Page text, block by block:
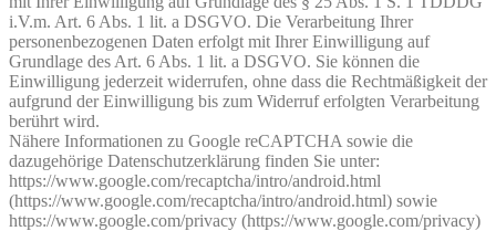
i.V.m. Art. 6 Abs. 1 lit. a DSGVO. Die Verarbeitung Ihrer
personenbezogenen Daten erfolgt mit Ihrer Einwilligung auf
Grundlage des Art. 6 Abs. 1 lit. a DSGVO. Sie können die
Einwilligung jederzeit widerrufen, ohne dass die Rechtmäßigkeit der
aufgrund der Einwilligung bis zum Widerruf erfolgten Verarbeitung
berührt wird.
Nähere Informationen zu Google reCAPTCHA sowie die
dazugehörige Datenschutzerklärung finden Sie unter:
https://www.google.com/recaptcha/intro/android.html
(https://www.google.com/recaptcha/intro/android.html) sowie
https://www.google.com/privacy (https://www.google.com/privacy)